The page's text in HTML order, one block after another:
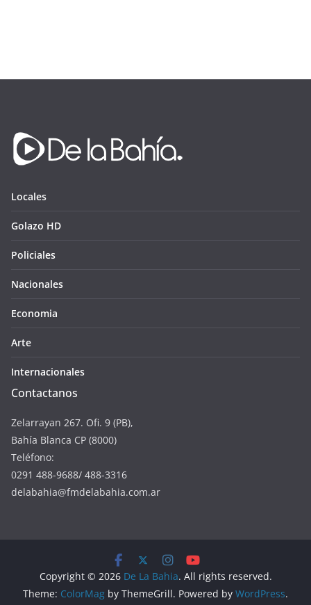
Locales
Golazo HD
Policiales
Nacionales
Economia
Arte
Internacionales
Contactanos
Zelarrayan 267. Ofi. 9 (PB),
Bahía Blanca CP (8000)
Teléfono:
0291 488-9688/ 488-3316
delabahia@fmdelabahia.com.ar
Copyright © 2026 De La Bahia. All rights reserved.
Theme: ColorMag by ThemeGrill. Powered by WordPress.